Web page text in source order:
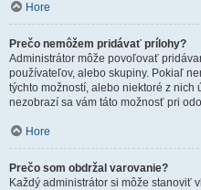
Hore
Prečo nemôžem pridávať prílohy?
Administrátor môže povoľovať
používateľov, alebo skupiny. Pokiaľ
týchto možností, alebo niektoré z
nezobrazí sa vám táto možnosť pri
Hore
Prečo som obdržal varovanie?
Každý administrátor si môže stanoviť